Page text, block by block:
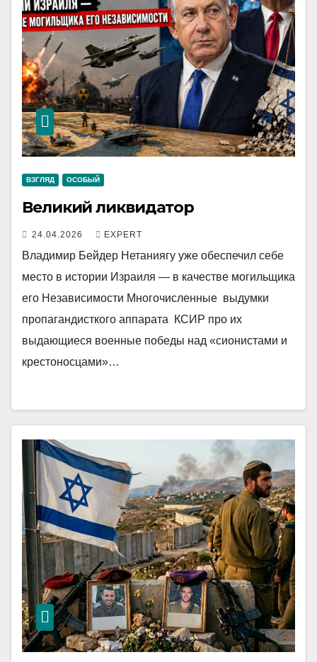
ВЗГЛЯД ОСОБЫЙ
Великий ликвидатор
24.04.2026 EXPERT
Владимир Бейдер Нетаниягу уже обеспечил себе
место в истории Израиля — в качестве могильщика
его Независимости Многочисленные выдумки
пропагандисткого аппарата КСИР про их
выдающиеся военные победы над «сионистами и
крестоносцами»…